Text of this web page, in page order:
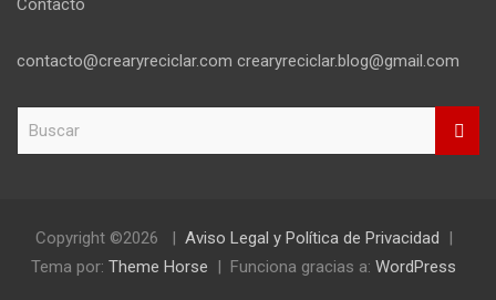
contacto@crearyreciclar.com crearyreciclar.blog@gmail.com
Copyright ©2026
Aviso Legal y Política de Privacidad
Tema por: Theme Horse Funciona gracias a: WordPress